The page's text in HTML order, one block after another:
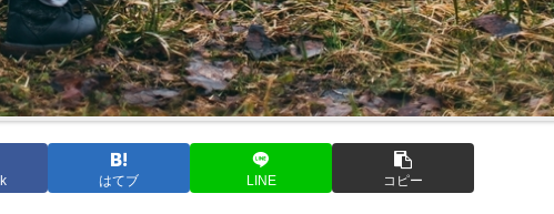
はてブ LINE コピー